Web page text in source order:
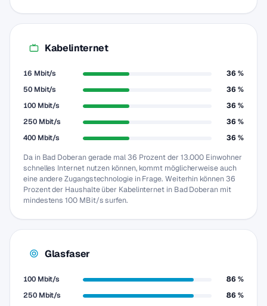
Kabelinternet
16 Mbit/s
36 %
50 Mbit/s
36 %
100 Mbit/s
36 %
250 Mbit/s
36 %
400 Mbit/s
36 %
Da in Bad Doberan gerade mal 36 Prozent der 13.000 Einwohner
schnelles Internet nutzen können, kommt möglicherweise auch
eine andere Zugangstechnologie in Frage. Weiterhin können 36
Prozent der Haushalte über Kabelinternet in Bad Doberan mit
mindestens 100 MBit/s surfen.
Glasfaser
100 Mbit/s
86 %
250 Mbit/s
86 %